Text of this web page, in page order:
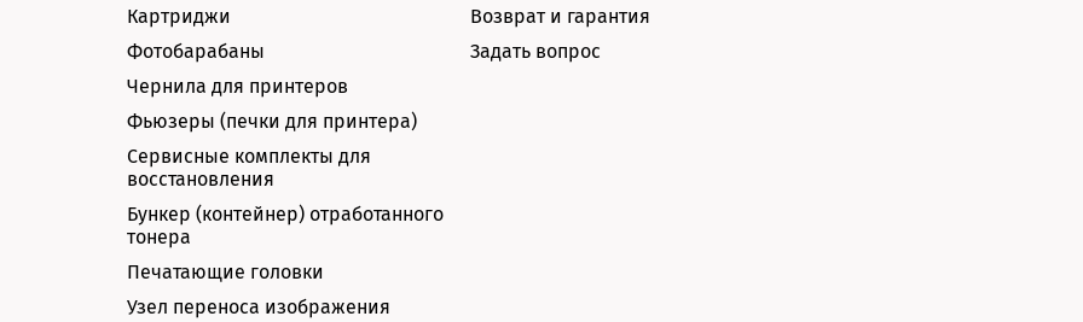
Картриджи
Фотобарабаны
Чернила для принтеров
Фьюзеры (печки для принтера)
Сервисные комплекты для
восстановления
Бункер (контейнер) отработанного
тонера
Печатающие головки
Узел переноса изображения
Возврат и гарантия
Задать вопрос